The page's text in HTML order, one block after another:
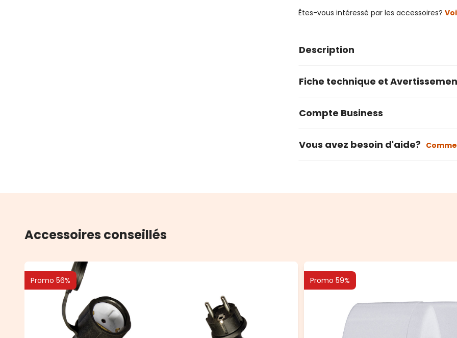
Êtes-vous intéressé par les accessoires?
Description
Fiche technique et
Compte Business
Vous avez besoin d'aide?
Accessoires conseillés
Promo 56% Promo 59%